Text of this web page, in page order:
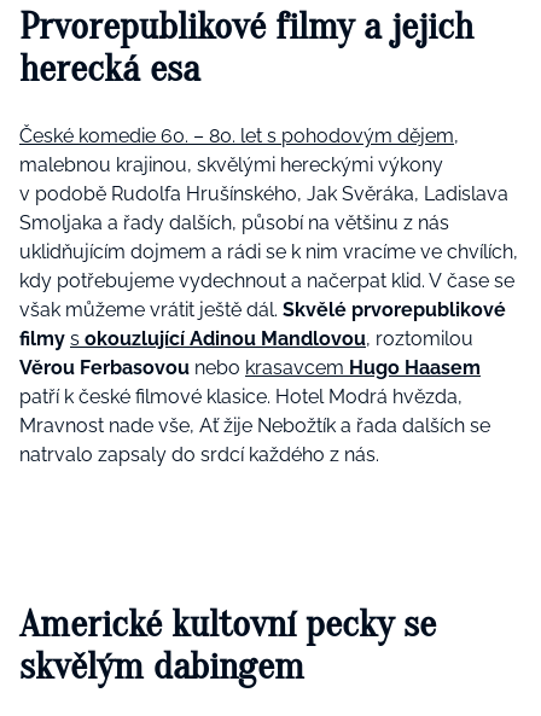
Prvorepublikové filmy a jejich
herecká esa
České komedie 60. – 80. let s pohodovým dějem,
malebnou krajinou, skvělými hereckými výkony
v podobě Rudolfa Hrušínského, Jak Svěráka, Ladislava
Smoljaka a řady dalších, působí na většinu z nás
uklidňujícím dojmem a rádi se k nim vracíme ve chvílích,
kdy potřebujeme vydechnout a načerpat klid. V čase se
však můžeme vrátit ještě dál. Skvělé prvorepublikové
filmy s okouzlující Adinou Mandlovou, roztomilou
Věrou Ferbasovou nebo krasavcem Hugo Haasem
patří k české filmové klasice. Hotel Modrá hvězda,
Mravnost nade vše, Ať žije Nebožtík a řada dalších se
natrvalo zapsaly do srdcí každého z nás.
Americké kultovní pecky se
skvělým dabingem